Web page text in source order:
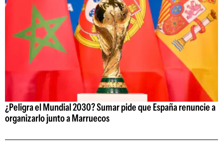
¿Peligra el Mundial 2030? Sumar pide que España renuncie a
organizarlo junto a Marruecos